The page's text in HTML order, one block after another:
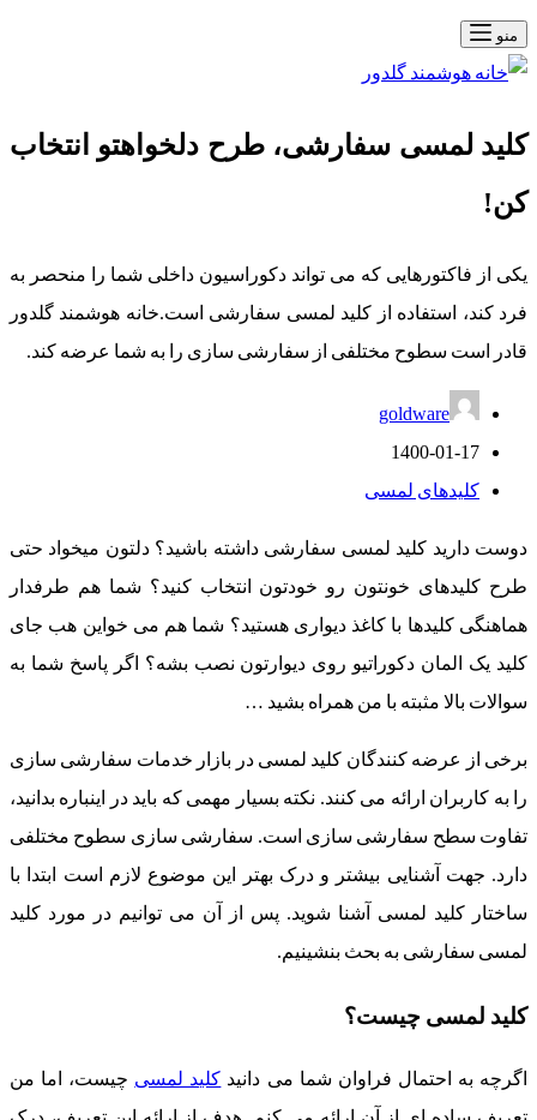
منو
کلید لمسی سفارشی، طرح دلخواهتو انتخاب
کن!
یکی از فاکتورهایی که می تواند دکوراسیون داخلی شما را منحصر به
فرد کند، استفاده از کلید لمسی سفارشی است.خانه هوشمند گلدور
قادر است سطوح مختلفی از سفارشی سازی را به شما عرضه کند.
goldware
1400-01-17
کلیدهای لمسی
دوست دارید کلید لمسی سفارشی داشته باشید؟ دلتون میخواد حتی
طرح کلیدهای خونتون رو خودتون انتخاب کنید؟ شما هم طرفدار
هماهنگی کلیدها با کاغذ دیواری هستید؟ شما هم می خواین هب جای
کلید یک المان دکوراتیو روی دیوارتون نصب بشه؟ اگر پاسخ شما به
سوالات بالا مثبته با من همراه بشید …
برخی از عرضه کنندگان کلید لمسی در بازار خدمات سفارشی سازی
را به کاربران ارائه می کنند. نکته بسیار مهمی که باید در اینباره بدانید،
تفاوت سطح سفارشی سازی است. سفارشی سازی سطوح مختلفی
دارد. جهت آشنایی بیشتر و درک بهتر این موضوع لازم است ابتدا با
ساختار کلید لمسی آشنا شوید. پس از آن می توانیم در مورد کلید
لمسی سفارشی به بحث بنشینیم.
کلید لمسی چیست؟
اگرچه به احتمال فراوان شما می دانید کلید لمسی چیست، اما من